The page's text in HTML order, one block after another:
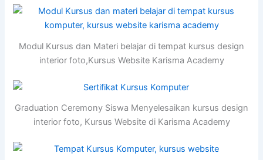
Modul Kursus dan Materi belajar di tempat kursus design
interior foto,Kursus Website Karisma Academy
Graduation Ceremony Siswa Menyelesaikan kursus design
interior foto, Kursus Website di Karisma Academy